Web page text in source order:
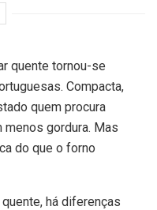
quente tornou-se
Compacta,
quem procura
gordura. Mas
do que o forno
há diferenças